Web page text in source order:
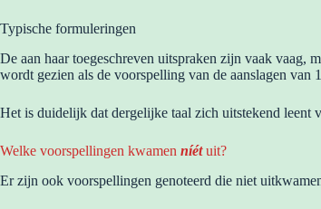
Typische formuleringen
De aan haar toegeschreven uitspraken zijn vaak vaag,
wordt gezien als de voorspelling van de aanslagen van
Het is duidelijk dat dergelijke taal zich uitstekend leent
Welke voorspellingen kwamen níétuit?
Er zijn ook voorspellingen genoteerd die niet